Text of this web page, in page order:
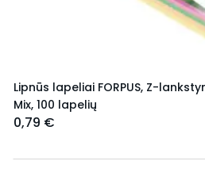
Lipnūs lapeliai FORPUS, Z-
Mix, 100 lapelių
0,79 €